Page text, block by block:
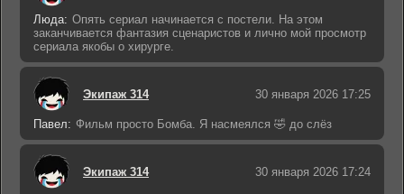
Люда: Опять сериал начинается с постели. На этом
заканчивается фантазия сценаристов и лично мой просмотр
сериала якобы о хирурге.
Экипаж 314 30 января 2026 17:25
Павел: Фильм просто Бомба. Я насмеялся 🤣 до слёз
Экипаж 314 30 января 2026 17:24